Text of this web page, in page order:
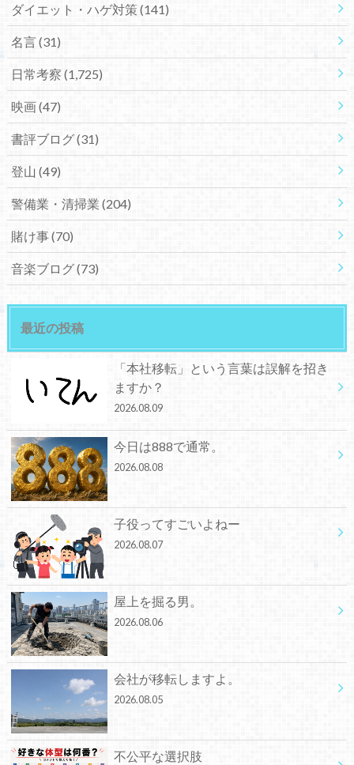
ダイエット・ハゲ対策(141)
名言(31)
日常考察 (1,725)
映画(47)
書評ブログ(31)
登山 (49)
警備業・清掃業 (204)
賭け事(70)
音楽ブログ(73)
最近の投稿
「本社移転」という言葉は誤解を招き
ますか？
2026.08.09
今日は888で通常。
2026.08.08
子役ってすごいよねー
2026.08.07
屋上を掘る男。
2026.08.06
会社が移転しますよ。
2026.08.05
不公平な選択肢